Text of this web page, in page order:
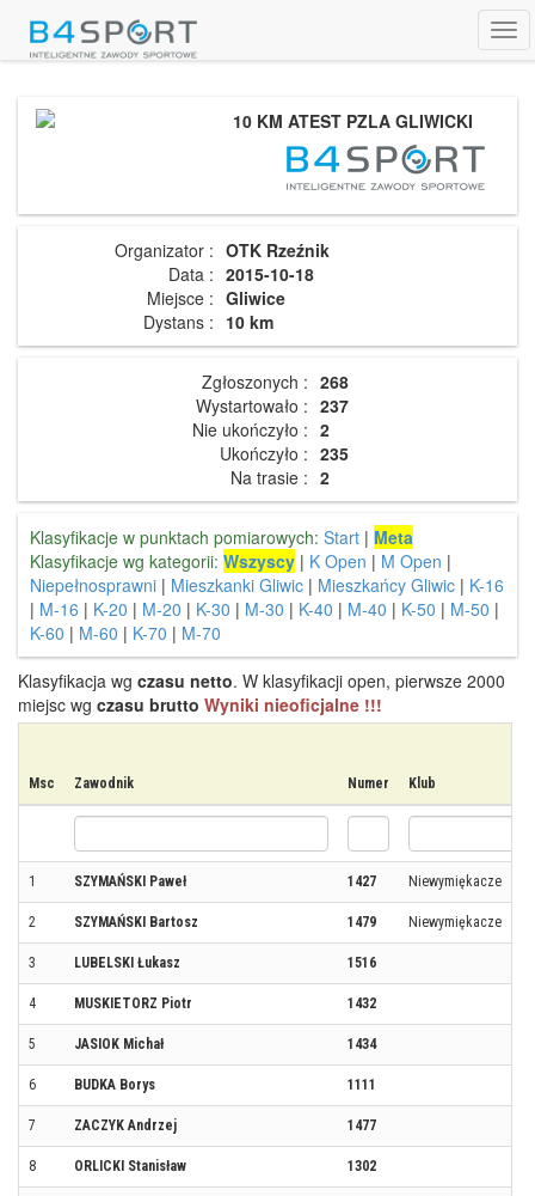
10 KM ATEST PZLA GLIWICKI
Organizator : OTK Rzeźnik
Data : 2015-10-18
Miejsce : Gliwice
Dystans : 10 km
Zgłoszonych : 268
Wystartowało : 237
Nie ukończyło : 2
Ukończyło : 235
Na trasie : 2
Klasyfikacje w punktach pomiarowych: Start | Meta
Klasyfikacje wg kategorii: Wszyscy | K Open | M Open |
Niepełnosprawni | Mieszkanki Gliwic | Mieszkańcy Gliwic | K-16
| M-16 | K-20 | M-20 | K-30 | M-30 | K-40 | M-40 | K-50 | M-50 |
K-60 | M-60 | K-70 | M-70
Klasyfikacja wg czasu netto. W klasyfikacji open, pierwsze 2000
miejsc wg czasu brutto Wyniki nieoficjalne !!!
Msc Zawodnik Numer Klub
1 SZYMAŃSKI Paweł 1427 Niewymiękacze
2 SZYMAŃSKI Bartosz 1479 Niewymiękacze
3 LUBELSKI Łukasz 1516
4 MUSKIETORZ Piotr 1432
5 JASIOK Michał 1434
6 BUDKA Borys 1111
7 ZACZYK Andrzej 1477
8 ORLICKI Stanisław 1302